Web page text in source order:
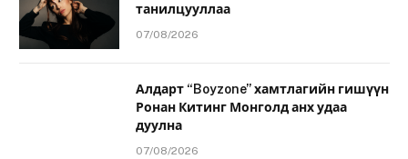
танилцууллаа
07/08/2026
Алдарт “Boyzone” хамтлагийн гишүүн
Ронан Китинг Монголд анх удаа
дуулна
07/08/2026